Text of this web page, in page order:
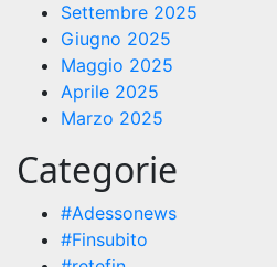
Settembre 2025
Giugno 2025
Maggio 2025
Aprile 2025
Marzo 2025
Categorie
#Adessonews
#Finsubito